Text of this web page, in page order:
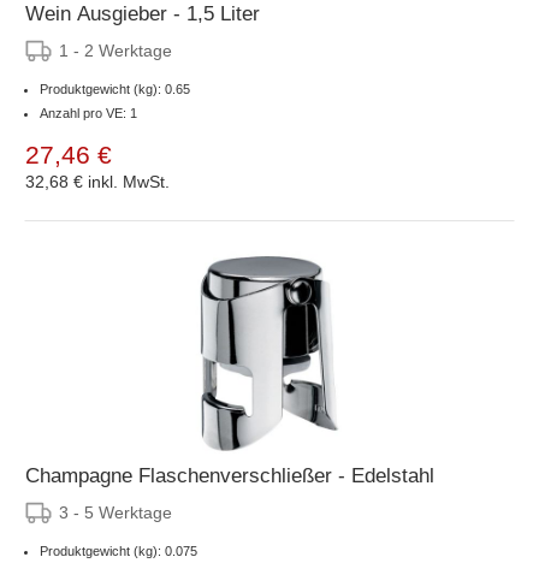
Wein Ausgieber - 1,5 Liter
1 - 2 Werktage
Produktgewicht (kg): 0.65
Anzahl pro VE: 1
27,46 €
32,68 € inkl. MwSt.
Champagne Flaschenverschließer - Edelstahl
3 - 5 Werktage
Produktgewicht (kg): 0.075